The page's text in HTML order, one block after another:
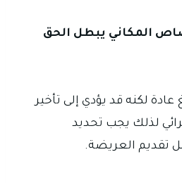
المكاني يبطل الحق
لكنه قد يؤدي إلى تأخير
لذلك يجب تحديد
تقديم العريضة.